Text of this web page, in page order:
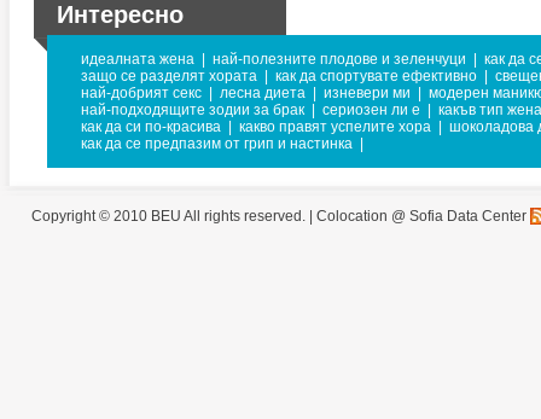
Интересно
идеалната жена най-полезните плодове и зеленчуци
как да
защо се разделят хората
как да спортувате ефективно
най-добрият секс
лесна диета изневери ми
модерен
най-подходящите зодии за брак
сериозен ли е
какъв тип
как да си по-красива
какво правят успелите хора
шоколадова
как да се предпазим от грип и настинка
Copyright © 2010 BEU All rights reserved. | Colocation @ Sofia Data Center